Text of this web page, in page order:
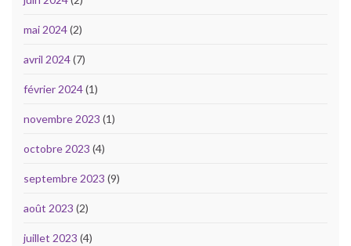
mai 2024(2)
avril 2024(7)
février 2024(1)
novembre 2023 (1)
octobre 2023 (4)
septembre 2023 (9)
août 2023 (2)
juillet 2023 (4)